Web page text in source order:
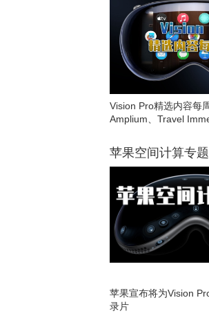
Vision Pro精选内容每
Amplium、Travel
苹果空间计算专题
苹果宣布将为Vision
录片